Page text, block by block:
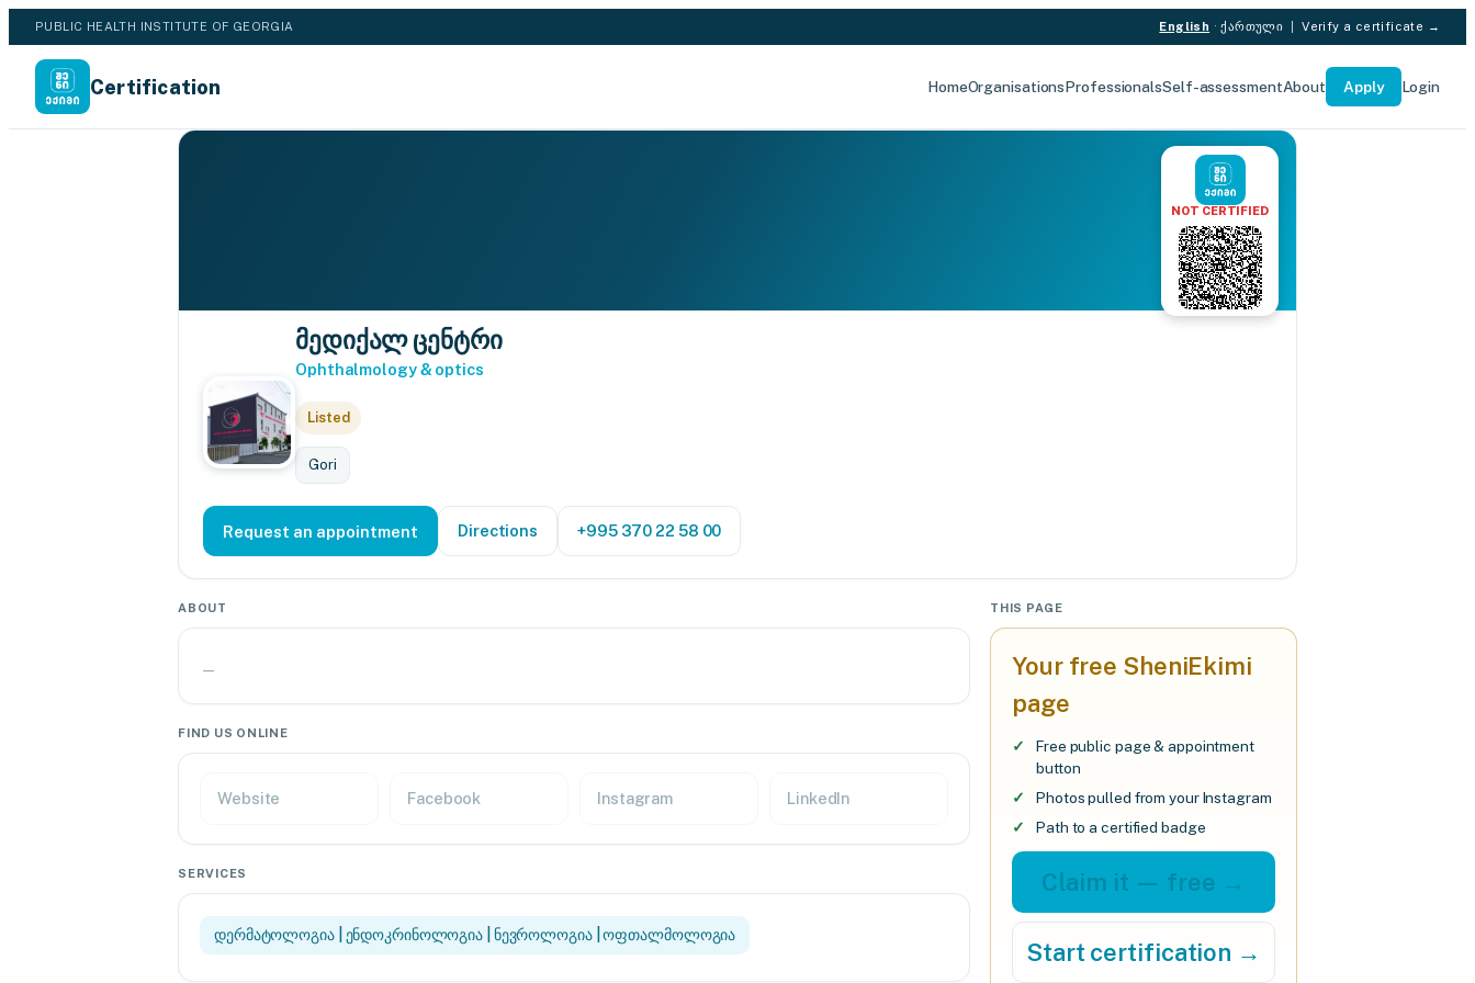
PUBLIC HEALTH INSTITUTE OF GEORGIA English ·ქართული |Verify a certificate →
Certification HomeOrganisationsProfessionalsSelf-assessmentAbout Apply Login
NOT CERTIFIED
მედიქალ ცენტრი
Ophthalmology & optics
Listed
Gori
Request an appointment Directions +995 370 22 58 00
ABOUT
—
FIND US ONLINE
Website Facebook Instagram LinkedIn
SERVICES
დერმატოლოგია | ენდოკრინოლოგია | ნევროლოგია | ოფთალმოლოგია
THIS PAGE
Your free SheniEkimi
page
Free public page & appointment
button
Photos pulled from your Instagram
Path to a certified badge
Claim it — free →
Start certification →